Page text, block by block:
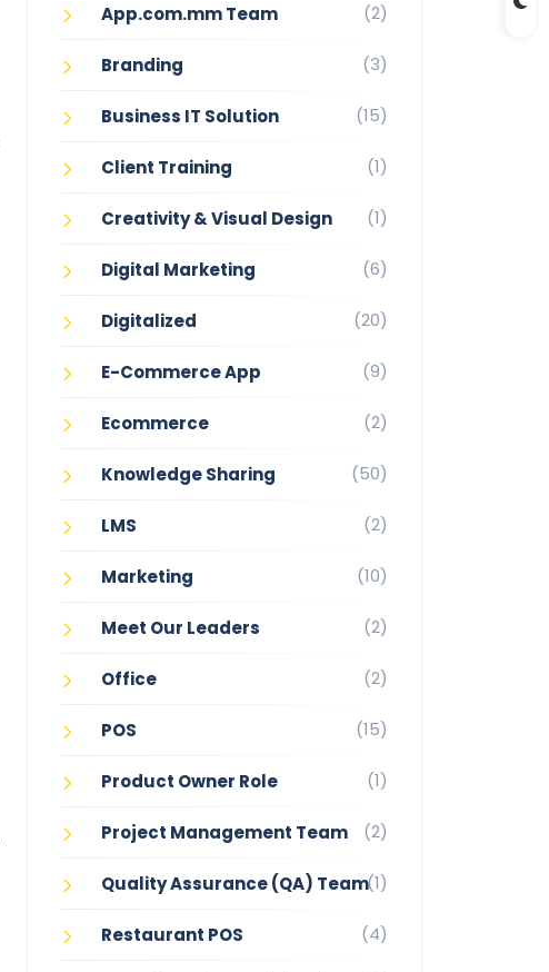
App.com.mm Team (2)
Branding (3)
Business IT Solution (15)
Client Training (1)
Creativity & Visual Design (1)
Digital Marketing (6)
Digitalized (20)
E-Commerce App (9)
Ecommerce (2)
Knowledge Sharing (50)
LMS (2)
Marketing (10)
Meet Our Leaders (2)
Office (2)
POS (15)
Product Owner Role (1)
Project Management Team (2)
Quality Assurance (QA) Team(1)
Restaurant POS (4)